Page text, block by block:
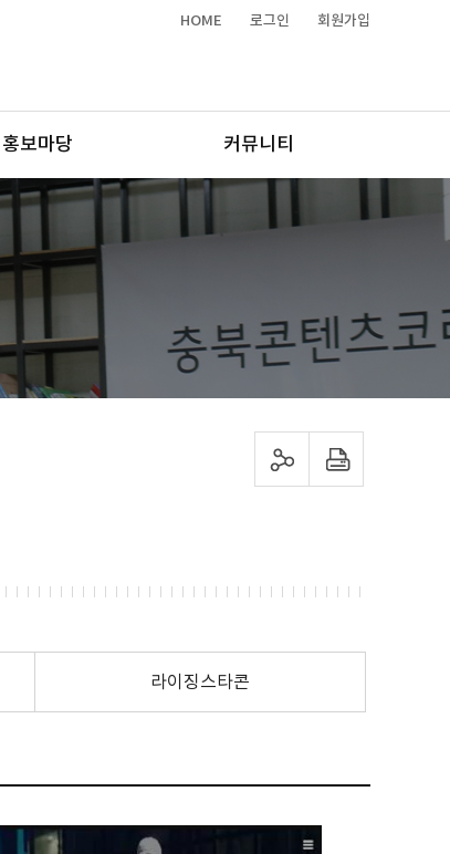
HOME 로그인 회원가입
홍보마당 커뮤니티
sns 공유하기 프린트하기
라이징스타콘